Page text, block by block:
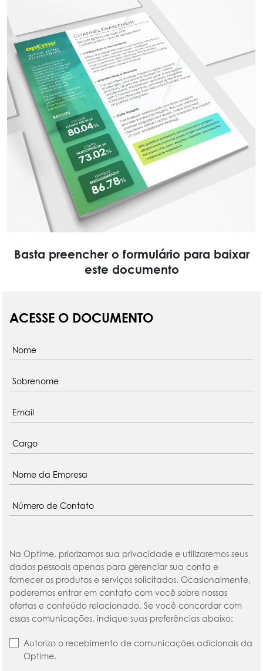
Basta preencher o formulário para baixar
este documento
ACESSE O DOCUMENTO
Na Optime, priorizamos sua privacidade e utilizaremos seus
dados pessoais apenas para gerenciar sua conta e
fornecer os produtos e serviços solicitados. Ocasionalmente,
poderemos entrar em contato com você sobre nossas
ofertas e conteúdo relacionado. Se você concordar com
essas comunicações, indique suas preferências abaixo:
Autorizo o recebimento de comunicações adicionais da
Optime.